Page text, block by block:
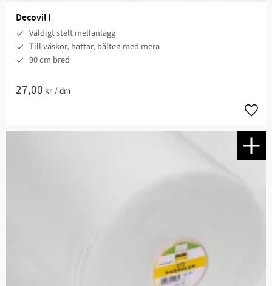
Decovil l
Väldigt stelt mellanlägg
Till väskor, hattar, bälten med mera​
90 cm bred
27,00 kr /dm